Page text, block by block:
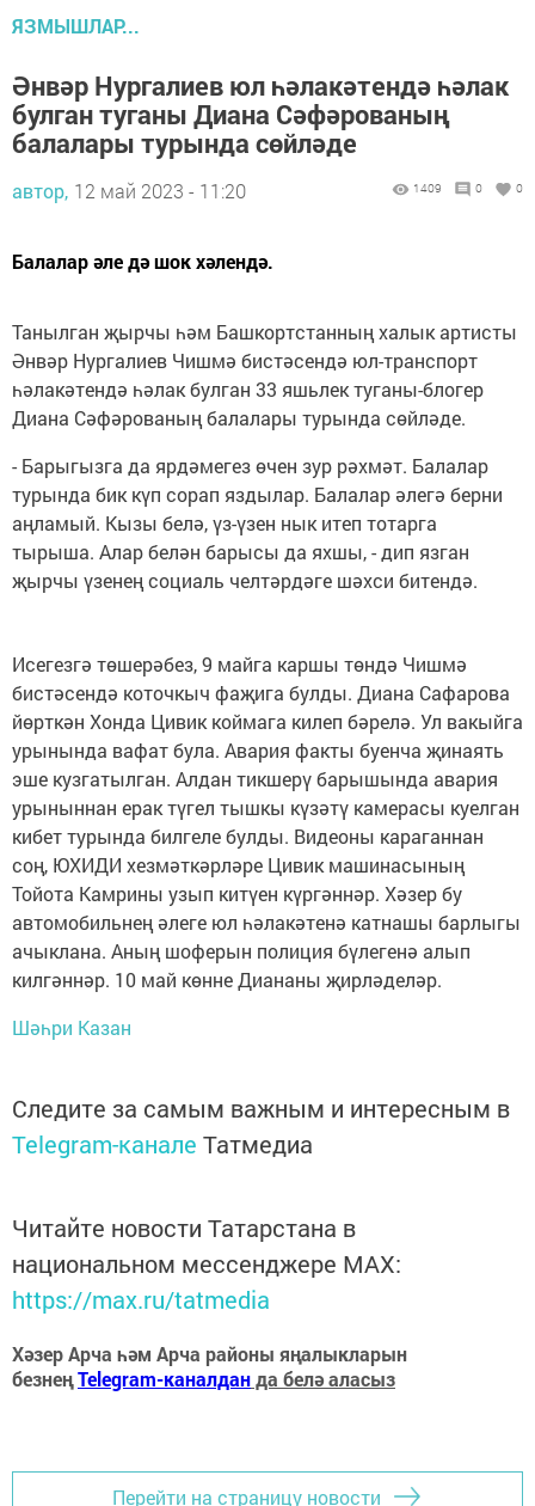
ЯЗМЫШЛАР...
Әнвәр Нургалиев юл һәлакәтендә һәлак
булган туганы Диана Сәфәрованың
балалары турында сөйләде
автор, 12 май 2023 - 11:20 1409 0 0
Балалар әле дә шок хәлендә.
Танылган җырчы һәм Башкортстанның халык артисты
Әнвәр Нургалиев Чишмә бистәсендә юл-транспорт
һәлакәтендә һәлак булган 33 яшьлек туганы-блогер
Диана Сәфәрованың балалары турында сөйләде.
- Барыгызга да ярдәмегез өчен зур рәхмәт. Балалар
турында бик күп сорап яздылар. Балалар әлегә берни
аңламый. Кызы белә, үз-үзен нык итеп тотарга
тырыша. Алар белән барысы да яхшы, - дип язган
җырчы үзенең социаль челтәрдәге шәхси битендә.
Исегезгә төшерәбез, 9 майга каршы төндә Чишмә
бистәсендә коточкыч фаҗига булды. Диана Сафарова
йөрткән Хонда Цивик коймага килеп бәрелә. Ул вакыйга
урынында вафат була. Авария факты буенча җинаять
эше кузгатылган. Алдан тикшерү барышында авария
урыныннан ерак түгел тышкы күзәтү камерасы куелган
кибет турында билгеле булды. Видеоны караганнан
соң, ЮХИДИ хезмәткәрләре Цивик машинасының
Тойота Камрины узып китүен күргәннәр. Хәзер бу
автомобильнең әлеге юл һәлакәтенә катнашы барлыгы
ачыклана. Аның шоферын полиция бүлегенә алып
килгәннәр. 10 май көнне Диананы җирләделәр.
Шәһри Казан
Следите за самым важным и интересным в
Telegram-канале Татмедиа
Читайте новости Татарстана в
национальном мессенджере MАХ:
https://max.ru/tatmedia
Хәзер Арча һәм Арча районы яңалыкларын
безнеңTelegram-каналданда белә аласыз
Перейти на страницу новости